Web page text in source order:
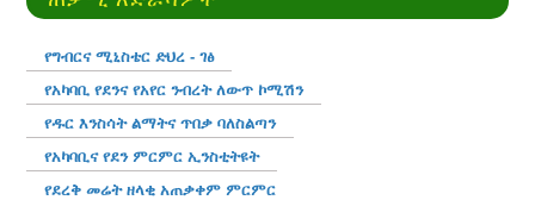
የግብርና ሚኒስቴር ድህረ - ገፅ
የአካባቢ የደንና የአየር ንብረት ለውጥ ኮሚሽን
የዱር እንስሳት ልማትና ጥበቃ ባለስልጣን
የአካባቢና የደን ምርምር ኢንስቲትዩት
የደረቅ መሬት ዘላቂ አጠቃቀም ምርምር